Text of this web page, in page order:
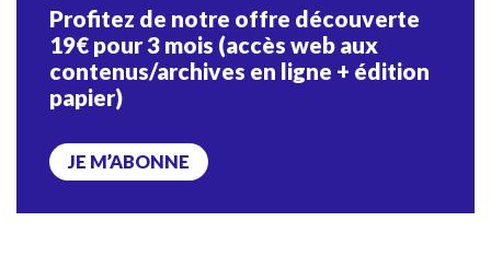
Profitez de notre offre découverte
19€ pour 3 mois (accès web aux
contenus/archives en ligne + édition
papier)
JE M’ABONNE